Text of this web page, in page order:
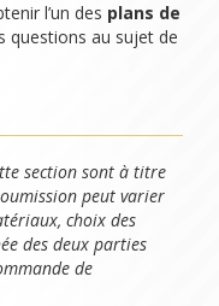
l’un des plans de
questions au sujet de
section sont à titre
peut varier
choix des
des deux parties
de